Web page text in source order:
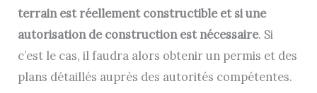
terrain est réellement constructible et si une
autorisation de construction est nécessaire. Si
c’est le cas, il faudra alors obtenir un permis et des
plans détaillés auprès des autorités compétentes.